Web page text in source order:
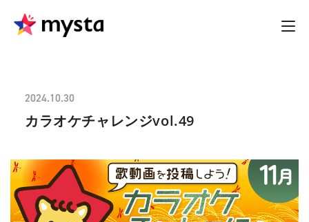
2024.10.30
カラオケチャレンジvol.49